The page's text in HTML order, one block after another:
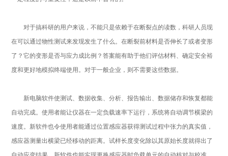
对于搞科研的用户来说，不能只是依赖于在断裂点的读数，科研人员现
在可以通过物性测试来发现发生了什么。在断裂前材料是否伸长了或者变形
了？它的变形是否与应力成比例？答案能有助于他们评估材料、确定安全裕
度和更好地模拟终端使用。对于一般企业，则不需要这些数据。
新电脑软件使测试、数据收集、分析、报告输出、数据储存和恢复都能
自动完成。使用者能让仪器在一定负载速率下运行，系统将自动调节横梁的
速度。新软件也令使用者能通过位置感应器获得测试过程中张力的真实值，
感应器测量出横梁已经移动的距离。试样长度变化除以其原始长度就得出了